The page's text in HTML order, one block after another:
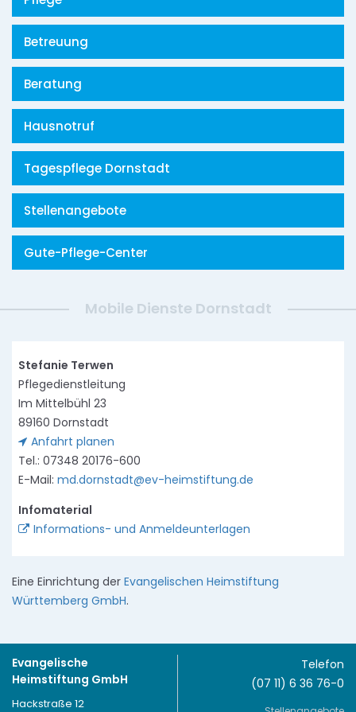
Betreuung
Beratung
Hausnotruf
Tagespflege Dornstadt
Stellenangebote
Gute-Pflege-Center
Mobile Dienste Dornstadt
Stefanie Terwen
Pflegedienstleitung
Im Mittelbühl 23
89160 Dornstadt
Anfahrt planen
Tel.: 07348 20176-600
E-Mail: md.dornstadt@ev-heimstiftung.de
Infomaterial
Informations- und Anmeldeunterlagen
Eine Einrichtung der Evangelischen Heimstiftung
Württemberg GmbH.
Evangelische
Heimstiftung GmbH
Hackstraße 12
Telefon
(07 11) 6 36 76-0